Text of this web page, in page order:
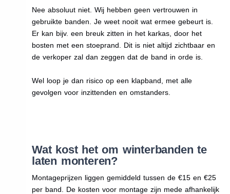
Nee absoluut niet. Wij hebben geen vertrouwen in
gebruikte banden. Je weet nooit wat ermee gebeurt is.
Er kan bijv. een breuk zitten in het karkas, door het
bosten met een stoeprand. Dit is niet altijd zichtbaar en
de verkoper zal dan zeggen dat de band in orde is.
Wel loop je dan risico op een klapband, met alle
gevolgen voor inzittenden en omstanders.
Wat kost het om winterbanden te
laten monteren?
Montageprijzen liggen gemiddeld tussen de €15 en €25
per band. De kosten voor montage zijn mede afhankelijk